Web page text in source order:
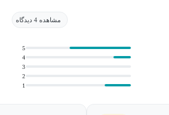
کشف خلاقیت در نقاشی هستند. برای ایجاد
ترکیب ها ایجاد کنید.
مشاهده 4 دیدگاه
1
2
3
4
5